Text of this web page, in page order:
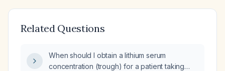
Related Questions
When should I obtain a lithium serum
concentration (trough) for a patient taking